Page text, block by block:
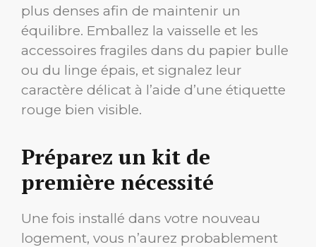
plus denses afin de maintenir un
équilibre. Emballez la vaisselle et les
accessoires fragiles dans du papier bulle
ou du linge épais, et signalez leur
caractère délicat à l’aide d’une étiquette
rouge bien visible.
Préparez un kit de
première nécessité
Une fois installé dans votre nouveau
logement, vous n’aurez probablement